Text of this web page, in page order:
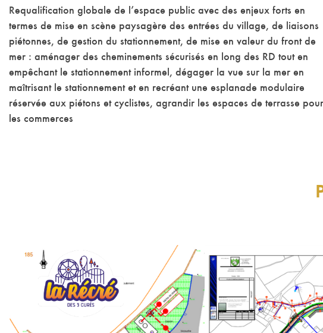
Requalification globale de l’espace public avec des enjeux forts en
termes de mise en scène paysagère des entrées du village, de liaisons
piétonnes, de gestion du stationnement, de mise en valeur du front de
mer : aménager des cheminements sécurisés en long des RD tout en
empêchant le stationnement informel, dégager la vue sur la mer en
maîtrisant le stationnement et en recréant une esplanade modulaire
réservée aux piétons et cyclistes, agrandir les espaces de terrasse pour
les commerces